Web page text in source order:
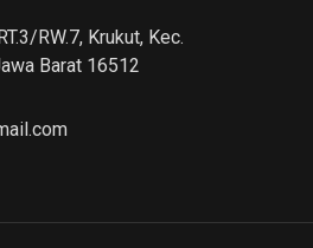
RW.7, Krukut, Kec.
Barat 16512